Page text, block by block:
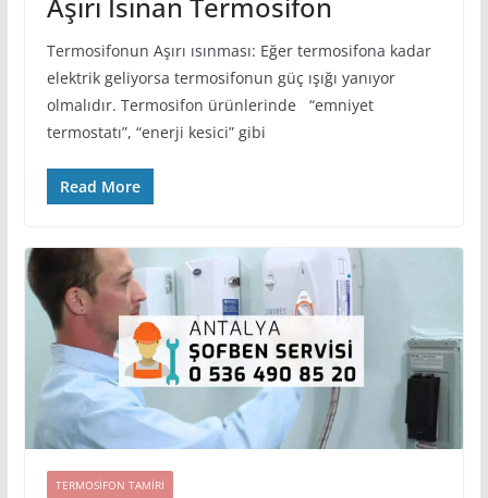
Termosifonun Aşırı ısınması: Eğer termosifona kadar
elektrik geliyorsa termosifonun güç ışığı yanıyor
olmalıdır. Termosifon ürünlerinde “emniyet
termostatı”, “enerji kesici” gibi
Read More
TERMOSIFON TAMIRI